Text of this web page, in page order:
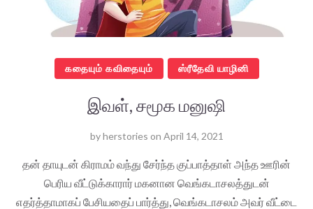
கதையும் கவிதையும் ஸ்ரீதேவி யாழினி
இவள், சமூக மனுஷி
byherstories on April 14, 2021
தன் தாயுடன் கிராமம் வந்து சேர்ந்த குப்பாத்தாள் அந்த ஊரின்
பெரிய வீட்டுக்காரார் மகனான வெங்கடாசலத்துடன்
எதர்த்தாமாகப் பேசியதைப் பார்த்து, வெங்கடாசலம் அவர் வீட்டை